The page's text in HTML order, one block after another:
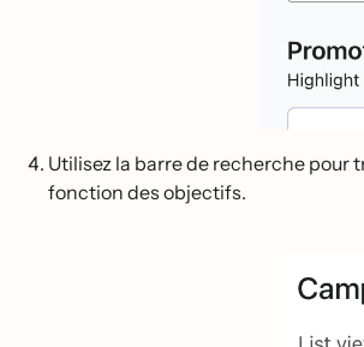
Utilisez la barre de recherche pour
fonction des objectifs.